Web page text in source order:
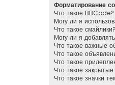
Форматирование
Что такое BBCode?
Могу ли я
Что такое смайлики?
Могу ли я
Что такое важные
Что такое
Что такое
Что такое
Что такое значки